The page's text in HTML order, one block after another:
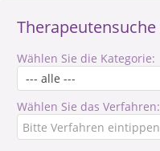
Therapeutensuche
Wählen Sie die Kategorie:
Wählen Sie das Verfahren: